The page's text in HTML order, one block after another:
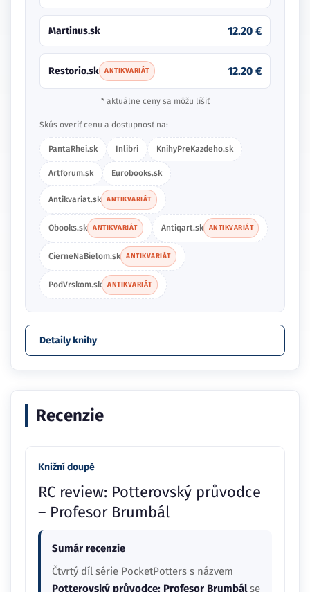
Martinus.sk 12.20 €
Restorio.sk ANTIKVARIÁT 12.20 €
* aktuálne ceny sa môžu líšiť
Skús overiť cenu a dostupnosť na:
PantaRhei.sk Inlibri KnihyPreKazdeho.sk
Artforum.sk Eurobooks.sk
Antikvariat.sk ANTIKVARIÁT
Obooks.sk ANTIKVARIÁT Antiqart.sk ANTIKVARIÁT
CierneNaBielom.sk ANTIKVARIÁT
PodVrskom.sk ANTIKVARIÁT
Detaily knihy
Recenzie
Knižní doupě
RC review: Potterovský průvodce
– Profesor Brumbál
Sumár recenzie
Čtvrtý díl série PocketPotters s názvem
Potterovský průvodce: Profesor Brumbálse